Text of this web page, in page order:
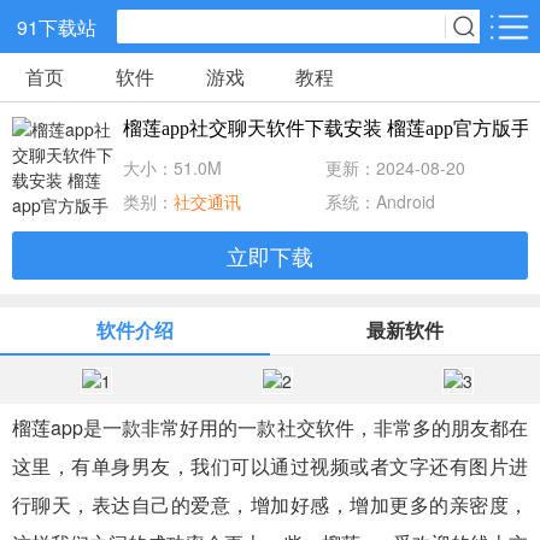
91下载站
网游分类
休闲益智
儿童教育 手游辅助 棋牌游戏
射击吃鸡 传奇游戏 卡牌战略
首页 软件 游戏 教程
榴莲app社交聊天软件下载安装 榴莲app官方版手
大小：51.0M
更新：2024-08-20
类别： 社交通讯 系统：Android
立即下载
软件介绍 最新软件
榴莲app是一款非常好用的一款社交软件，非常多的朋友都在
这里，有单身男友，我们可以通过视频或者文字还有图片进
行聊天，表达自己的爱意，增加好感，增加更多的亲密度，